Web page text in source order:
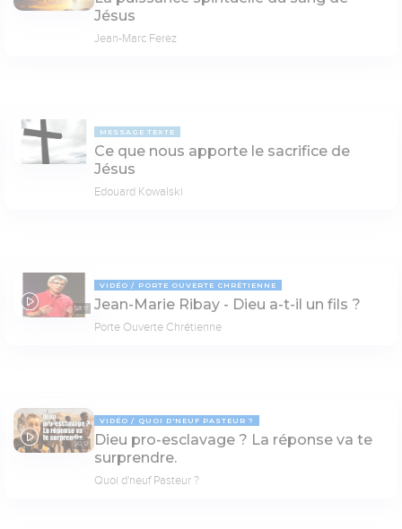
Jésus
Jean-Marc Ferez
MESSAGE TEXTE
Ce que nous apporte le sacrifice de
Jésus
Edouard Kowalski
53:17
VIDÉO PORTE OUVERTE CHRÉTIENNE
Jean-Marie Ribay - Dieu a-t-il un fils ?
Porte Ouverte Chrétienne
30:13
VIDÉO QUOI D'NEUF PASTEUR ?
Dieu pro-esclavage ? La réponse va te
surprendre.
Quoi d'neuf Pasteur ?